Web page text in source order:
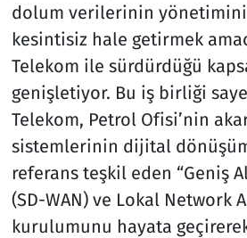
dolum verilerinin
kesintisiz hale getirmek
Telekom ile sürdürdüğü
genişletiyor. Bu iş birliği
Telekom, Petrol Ofisi’nin
sistemlerinin dijital
referans teşkil eden “Geniş
(SD-WAN) ve Lokal Network
kurulumunu hayata